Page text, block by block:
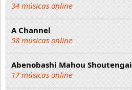
34 músicas online
A Channel
58 músicas online
Abenobashi Mahou Shoutengai
17 músicas online